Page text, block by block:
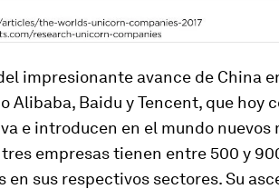
impresionante avance de China
Alibaba, Baidu y Tencent, que hoy
e introducen en el mundo nuevos
empresas tienen entre 500 y
en sus respectivos sectores. Su